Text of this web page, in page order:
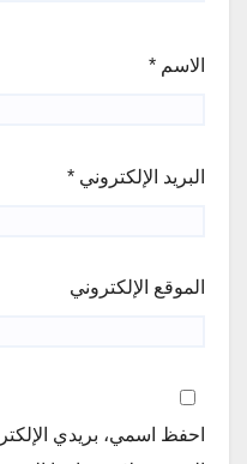
الاسم *
البريد الإلكتروني *
الموقع الإلكتروني
احفظ اسمي، بريدي